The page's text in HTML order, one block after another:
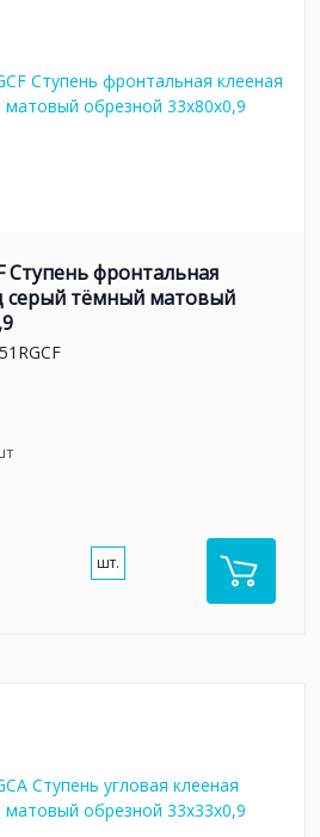
Ступень фронтальная
серый тёмный матовый
шт.